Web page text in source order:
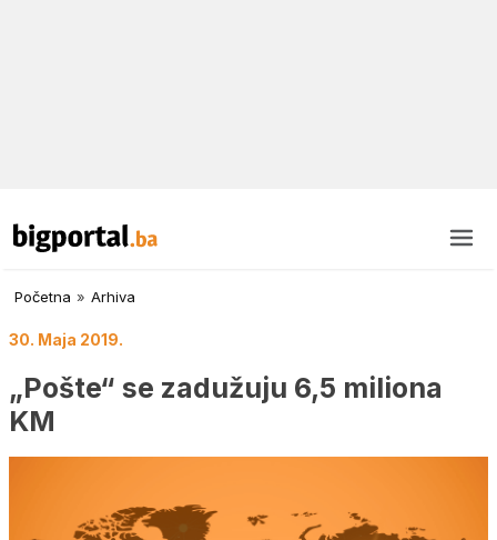
Početna » Arhiva
30. Maja 2019.
„Pošte“ se zadužuju 6,5 miliona
KM